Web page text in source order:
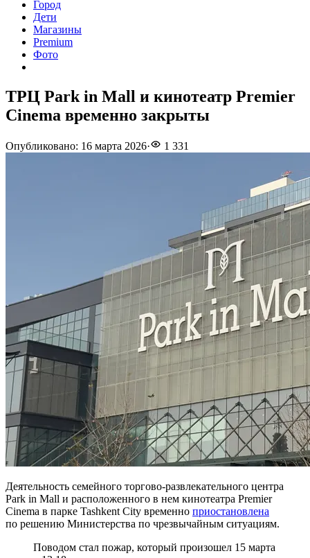
Город
Дети
Магазины
Premium
Фото
ТРЦ Park in Mall и кинотеатр Premier
Cinema временно закрыты
Опубликовано: 16 марта 2026· 1 331
Деятельность семейного торгово-развлекательного центра
Park in Mall и расположенного в нем кинотеатра Premier
Cinema в парке Tashkent City временно приостановлена
по решению Министерства по чрезвычайным ситуациям.
Поводом стал пожар, который произошел 15 марта